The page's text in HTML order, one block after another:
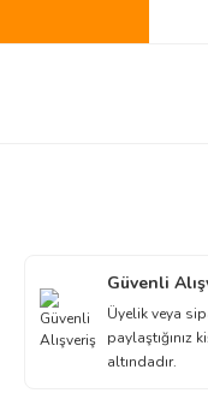
Güvenli
Üyelik veya
paylaştığınız
altındadır.